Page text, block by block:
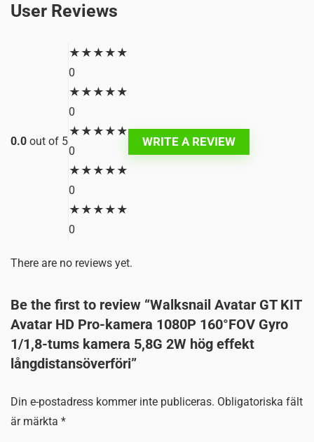
User Reviews
0.0 out of 5
★ ★ ★ ★ ★
0
★ ★ ★ ★ ★
0
★ ★ ★ ★ ★
0
★ ★ ★ ★ ★
0
★ ★ ★ ★ ★
0
WRITE A REVIEW
There are no reviews yet.
Be the first to review “Walksnail Avatar GT KIT
Avatar HD Pro-kamera 1080P 160°FOV Gyro
1/1,8-tums kamera 5,8G 2W hög effekt
långdistansöverföri”
Din e-postadress kommer inte publiceras. Obligatoriska fält
är märkta *